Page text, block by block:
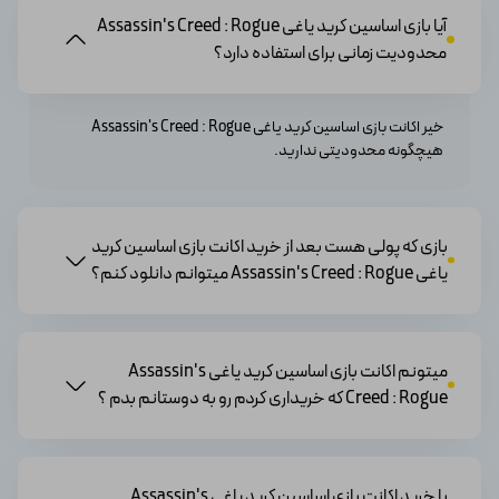
ایفا می‌کنید. داستان شما به نقاط مختلفی از جهان می‌رود و با
شخصیت‌های جالب و تخیلی درگیر می‌شوید.
سراسر آب‌های منجمد شمال اقیانوس آتلانتیک عازم
سفینه‌های جنگی بزرگ شوید و در زمین‌ها، شهرها و جزایر
3.
تجربه شبکه‌ی لجستیک کامل:
در Assassin's Creed
Rogue شما به یک کاراوان لجستیک کامل دسترسی خواهید
داشت. این به شما این اجازه را می‌دهد تا موجودیت ها و مواد
ارتقاء داده و به همین ترتیب، نقشه ی جهان ساخته خواهد
شد.
آیا بازی اساسین کرید یاغی Assassin's Creed : Rogue
محدودیت زمانی برای استفاده دارد؟
خیر اکانت بازی اساسین کرید یاغی Assassin's Creed : Rogue
هیچگونه محدودیتی ندارید.
بازی که پولی هست بعد از خرید اکانت بازی اساسین کرید
یاغی Assassin's Creed : Rogue میتوانم دانلود کنم؟
میتونم اکانت بازی اساسین کرید یاغی Assassin's
Creed : Rogue که خریداری کردم رو به دوستانم بدم ؟